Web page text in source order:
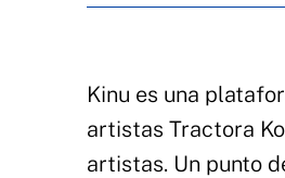
Kinu es una
artistas Tractora
artistas. Un punto